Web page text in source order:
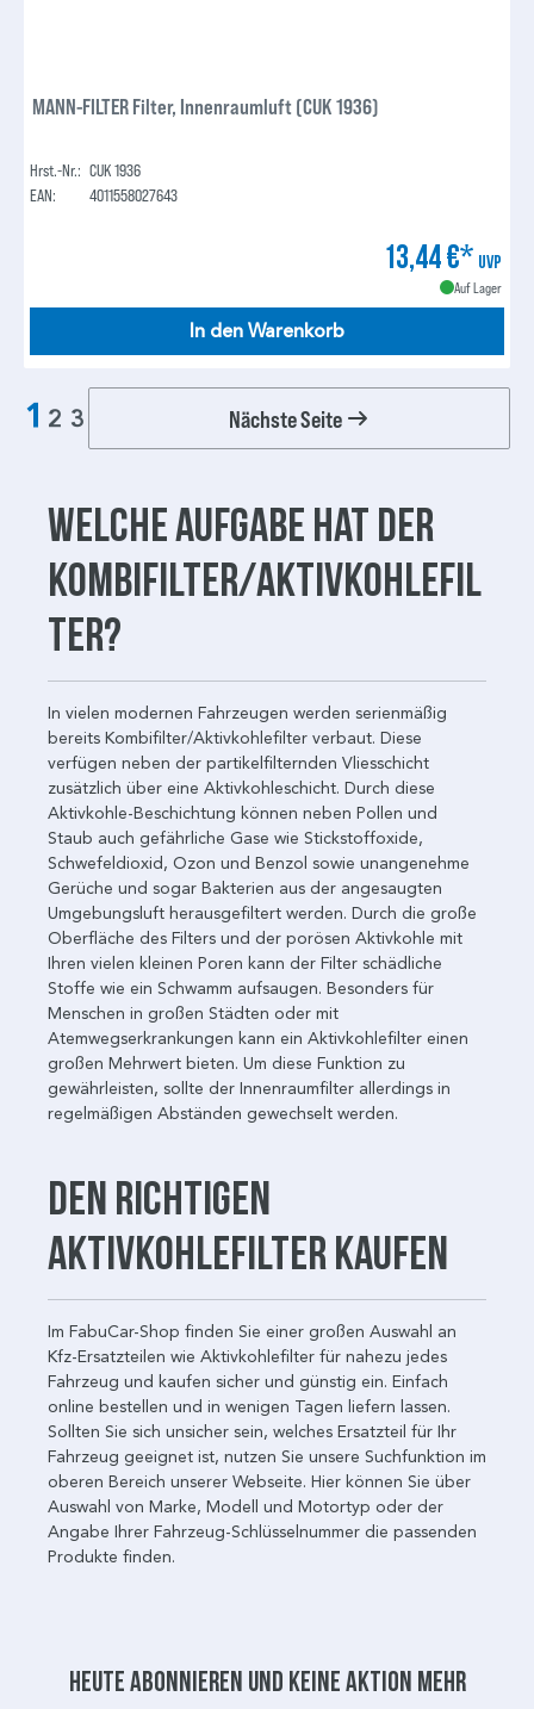
MANN-FILTER Filter, Innenraumluft (CUK 1936)
Hrst.-Nr.: CUK 1936
EAN:
4011558027643
13,44 €* UVP
Auf Lager
In den Warenkorb
1 2 3 Nächste Seite
Welche Aufgabe hat der
Kombifilter/Aktivkohlefil
ter?
In vielen modernen Fahrzeugen werden serienmäßig
bereits Kombifilter/Aktivkohlefilter verbaut. Diese
verfügen neben der partikelfilternden Vliesschicht
zusätzlich über eine Aktivkohleschicht. Durch diese
Aktivkohle-Beschichtung können neben Pollen und
Staub auch gefährliche Gase wie Stickstoffoxide,
Schwefeldioxid, Ozon und Benzol sowie unangenehme
Gerüche und sogar Bakterien aus der angesaugten
Umgebungsluft herausgefiltert werden. Durch die große
Oberfläche des Filters und der porösen Aktivkohle mit
Ihren vielen kleinen Poren kann der Filter schädliche
Stoffe wie ein Schwamm aufsaugen. Besonders für
Menschen in großen Städten oder mit
Atemwegserkrankungen kann ein Aktivkohlefilter einen
großen Mehrwert bieten. Um diese Funktion zu
gewährleisten, sollte der Innenraumfilter allerdings in
regelmäßigen Abständen gewechselt werden.
Den richtigen
Aktivkohlefilter kaufen
Im FabuCar-Shop finden Sie einer großen Auswahl an
Kfz-Ersatzteilen wie Aktivkohlefilter für nahezu jedes
Fahrzeug und kaufen sicher und günstig ein. Einfach
online bestellen und in wenigen Tagen liefern lassen.
Sollten Sie sich unsicher sein, welches Ersatzteil für Ihr
Fahrzeug geeignet ist, nutzen Sie unsere Suchfunktion im
oberen Bereich unserer Webseite. Hier können Sie über
Auswahl von Marke, Modell und Motortyp oder der
Angabe Ihrer Fahrzeug-Schlüsselnummer die passenden
Produkte finden.
Heute abonnieren und keine aktion mehr